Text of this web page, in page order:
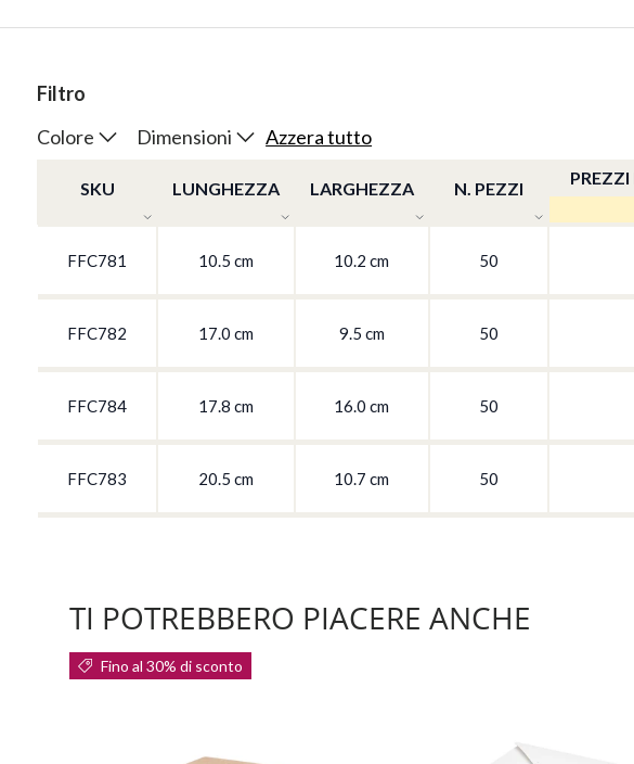
Filtro
Colore
Dimensioni Azzera tutto
SKU LUNGHEZZA LARGHEZZA N. PEZZI
FFC781 10.5 cm 10.2 cm 50
FFC782 17.0 cm 9.5 cm 50
FFC784 17.8 cm 16.0 cm 50
FFC783 20.5 cm 10.7 cm 50
TI POTREBBERO PIACERE ANCHE
Fino al 30% di sconto